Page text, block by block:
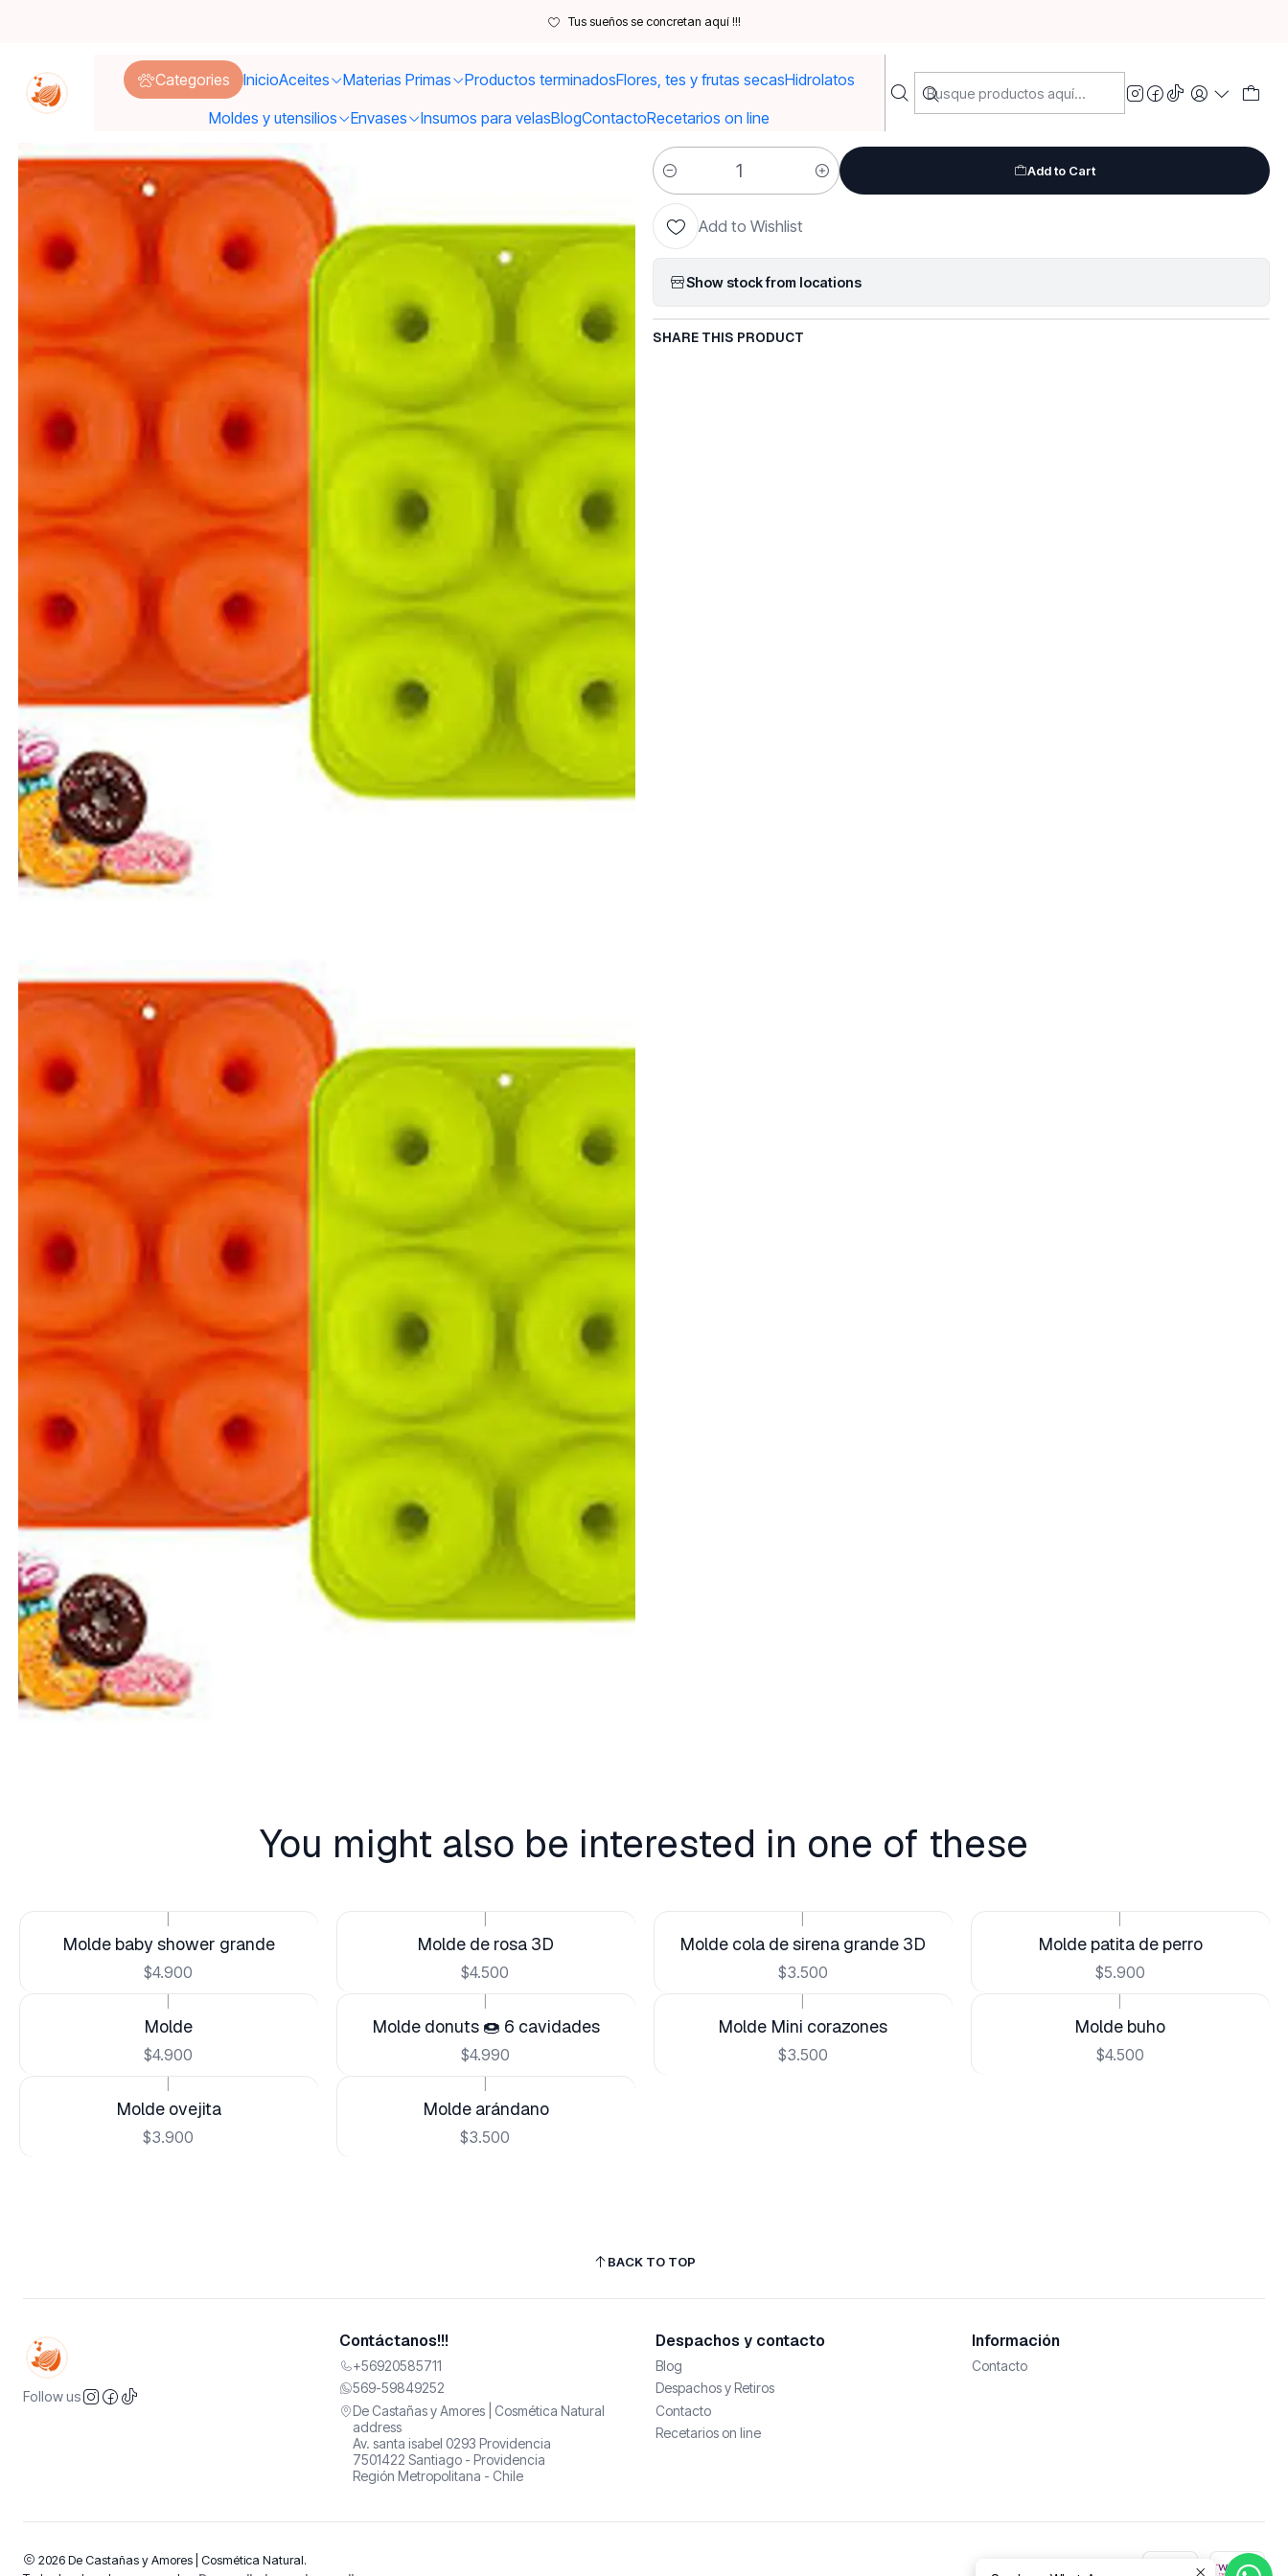
Categories InicioAceites Materias Primas Productos terminadosFlores, tes y frutas secasHidrolatos
Moldes y utensilios
Envases Insumos para velasBlogContactoRecetarios on line
Tus sueños se concretan aquí !!!
Moldes y utensilios Moldes Molde donas grande
|
Molde donas grande
Quantity
Add to Cart
Add to Wishlist
Show stock from locations
SHARE THIS PRODUCT
You might also be interested in one of these
Molde baby shower grande
$4.900
Molde de rosa 3D
$4.500
Molde cola de sirena grande 3D
$3.500
Molde patita de perro
$5.900
Molde
$4.900
Molde donuts 🍩 6 cavidades
$4.990
Molde Mini corazones
$3.500
Molde buho
$4.500
Molde ovejita
$3.900
Molde arándano
$3.500
BACK TO TOP
Follow us
Contáctanos!!!
+56920585711
569-59849252
De Castañas y Amores | Cosmética Natural
address
Av. santa isabel 0293 Providencia
7501422 Santiago - Providencia
Región Metropolitana - Chile
Despachos y contacto
Blog
Despachos y Retiros
Contacto
Recetarios on line
Información
Contacto
2026 De Castañas y Amores | Cosmética Natural.